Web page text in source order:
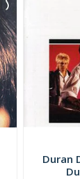
Duran